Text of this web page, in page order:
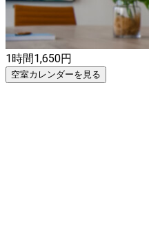
1時間1,650円
空室カレンダーを見る